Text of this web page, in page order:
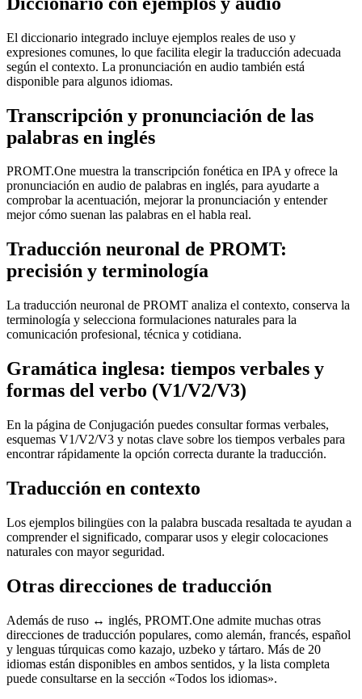
El diccionario integrado incluye ejemplos reales de uso y
expresiones comunes, lo que facilita elegir la traducción adecuada
según el contexto. La pronunciación en audio también está
disponible para algunos idiomas.
Transcripción y pronunciación de las
palabras en inglés
PROMT.One muestra la transcripción fonética en IPA y ofrece la
pronunciación en audio de palabras en inglés, para ayudarte a
comprobar la acentuación, mejorar la pronunciación y entender
mejor cómo suenan las palabras en el habla real.
Traducción neuronal de PROMT:
precisión y terminología
La traducción neuronal de PROMT analiza el contexto, conserva la
terminología y selecciona formulaciones naturales para la
comunicación profesional, técnica y cotidiana.
Gramática inglesa: tiempos verbales y
formas del verbo (V1/V2/V3)
En la página de Conjugación puedes consultar formas verbales,
esquemas V1/V2/V3 y notas clave sobre los tiempos verbales para
encontrar rápidamente la opción correcta durante la traducción.
Traducción en contexto
Los ejemplos bilingües con la palabra buscada resaltada te ayudan a
comprender el significado, comparar usos y elegir colocaciones
naturales con mayor seguridad.
Otras direcciones de traducción
Además de ruso ↔ inglés, PROMT.One admite muchas otras
direcciones de traducción populares, como alemán, francés, español
y lenguas túrquicas como kazajo, uzbeko y tártaro. Más de 20
idiomas están disponibles en ambos sentidos, y la lista completa
puede consultarse en la sección «Todos los idiomas».